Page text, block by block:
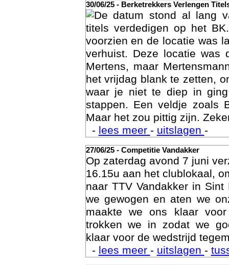
30/06/25 - Berketrekkers Verlengen
De datum stond al lang
titels verdedigen op het
voorzien en de locatie was
verhuist. Deze locatie was
Mertens, maar
het vrijdag blank te zetten,
waar je niet te diep in
stappen. Een veldje zoals
Maar het zou pittig zijn.
- lees meer - uitslagen -
27/06/25 - Competitie Vandakker
Op zaterdag avond 7 juni
16.15u aan het clublokaal,
naar TTV Vandakker in
we gewogen en aten we
maakte we ons klaar
trokken we in zodat we
klaar voor de wedstrijd
- lees meer - uitslagen -